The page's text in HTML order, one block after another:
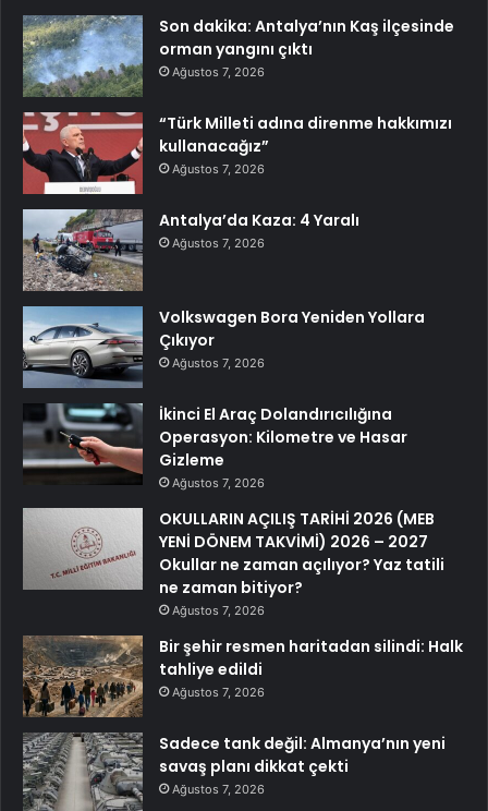
Son dakika: Antalya’nın Kaş ilçesinde
orman yangını çıktı
Ağustos 7, 2026
“Türk Milleti adına direnme hakkımızı
kullanacağız”
Ağustos 7, 2026
Antalya’da Kaza: 4 Yaralı
Ağustos 7, 2026
Volkswagen Bora Yeniden Yollara
Çıkıyor
Ağustos 7, 2026
İkinci El Araç Dolandırıcılığına
Operasyon: Kilometre ve Hasar
Gizleme
Ağustos 7, 2026
OKULLARIN AÇILIŞ TARİHİ 2026 (MEB
YENİ DÖNEM TAKVİMİ) 2026 – 2027
Okullar ne zaman açılıyor? Yaz tatili
ne zaman bitiyor?
Ağustos 7, 2026
Bir şehir resmen haritadan silindi: Halk
tahliye edildi
Ağustos 7, 2026
Sadece tank değil: Almanya’nın yeni
savaş planı dikkat çekti
Ağustos 7, 2026